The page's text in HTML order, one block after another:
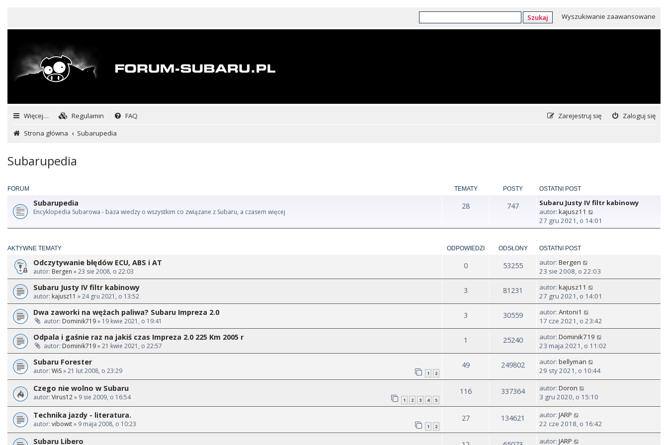
Szukaj Wyszukiwanie zaawansowane
Więcej… Regulamin FAQ Zaloguj się
Zarejestruj się
Strona główna
Subarupedia
Subarupedia
FORUM TEMATY POSTY OSTATNI POST
Subarupedia
Encyklopedia Subarowa - baza wiedzy o wszystkim co związane z Subaru, a czasem więcej
28 747
Subaru Justy IV filtr kabinowy
autor: kajusz11
y
ś
l
j
o
w
s
z
y
o
s
27 gru 2021, o 14:01
AKTYWNE TEMATY ODPOWIEDZI ODSŁONY OSTATNI POST
Odczytywanie błędów ECU, ABS i AT
autor: Bergen » 23 sie 2008, o 22:03
0 53255 autor: Bergen
23 sie 2008, o 22:03
Subaru Justy IV filtr kabinowy
autor: kajusz11 » 24 gru 2021, o 13:52
3 81231 autor: kajusz11
27 gru 2021, o 14:01
Dwa zaworki na wężach paliwa? Subaru Impreza 2.0
autor: Dominik719» 19 kwie 2021, o 19:41
3 30559 autor: Antoni1
17 cze 2021, o 23:42
Odpala i gaśnie raz na jakiś czas Impreza 2.0 225 Km 2005 r
autor: Dominik719» 21 kwie 2021, o 22:57
1 25240 autor: Dominik719
23 maja 2021, o 11:02
Subaru Forester
autor: WiS» 21 lut 2008, o 23:29 1 2
49 249802 autor: bellyman
29 sty 2021, o 10:44
Czego nie wolno w Subaru
autor: Virus12» 9 sie 2009, o 16:54 1 2 3 4 5
116 337364 autor: Doron
3 gru 2020, o 15:10
Technika jazdy - literatura.
autor: vibowit» 9 maja 2008, o 10:23 1 2
27 134621 autor: JARP
22 cze 2018, o 16:42
Subaru Libero autor: JARP